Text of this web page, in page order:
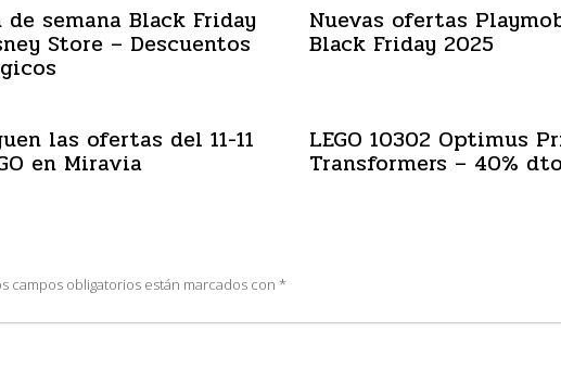
de semana Black Friday
Store – Descuentos
Nuevas ofertas
Black Friday 2025
las ofertas del 11-11
en Miravia
LEGO 10302 Optimus
Transformers – 40%
campos obligatorios están marcados con *